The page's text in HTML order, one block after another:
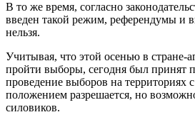
В то же время, согласно
введен такой режим, референдумы и
нельзя.
Учитывая, что этой осенью в стране-
пройти выборы, сегодня был принят
проведение выборов на
положением разрешается, но
силовиков.